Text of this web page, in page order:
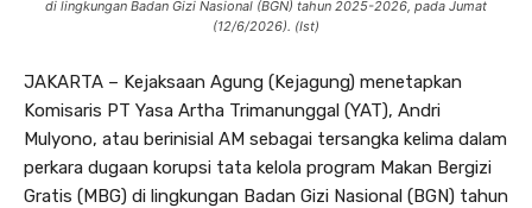
di lingkungan Badan Gizi Nasional (BGN) tahun 2025-2026, pada Jumat
(12/6/2026). (Ist)
JAKARTA – Kejaksaan Agung (Kejagung) menetapkan
Komisaris PT Yasa Artha Trimanunggal (YAT), Andri
Mulyono, atau berinisial AM sebagai tersangka kelima dalam
perkara dugaan korupsi tata kelola program Makan Bergizi
Gratis (MBG) di lingkungan Badan Gizi Nasional (BGN) tahun